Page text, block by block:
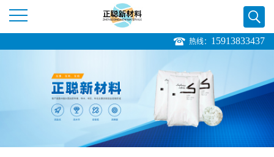
热线： 15913833437